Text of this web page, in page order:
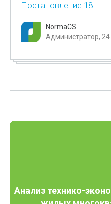
Постановление 18.
NormaCS
Администратор,
Анализ технико-